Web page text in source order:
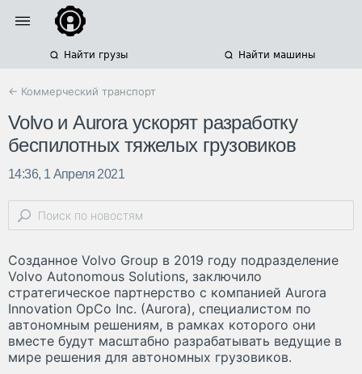
Найти грузы Найти машины
← Коммерческий транспорт
Volvo и Aurora ускорят разработку
беспилотных тяжелых грузовиков
14:36, 1 Апреля 2021
Созданное Volvo Group в 2019 году подразделение
Volvo Autonomous Solutions, заключило
стратегическое партнерство с компанией Aurora
Innovation OpCo Inc. (Aurora), специалистом по
автономным решениям, в рамках которого они
вместе будут масштабно разрабатывать ведущие в
мире решения для автономных грузовиков.